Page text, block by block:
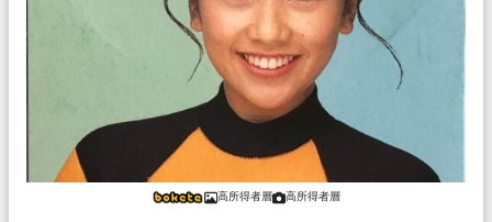
高所得者層 高所得者層